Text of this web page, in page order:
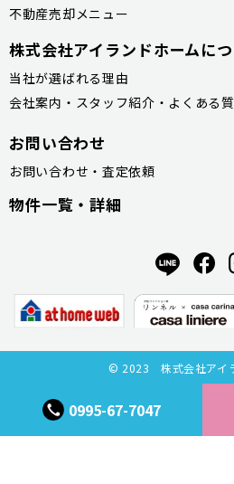
不動産売却メニュー
株式会社アイランドホームに
当社が選ばれる理由
会社案内・スタッフ紹介・よくある
お問い合わせ
お問い合わせ・査定依頼
物件一覧・詳細
© 2023 株式会社アイ
0995-67-7047